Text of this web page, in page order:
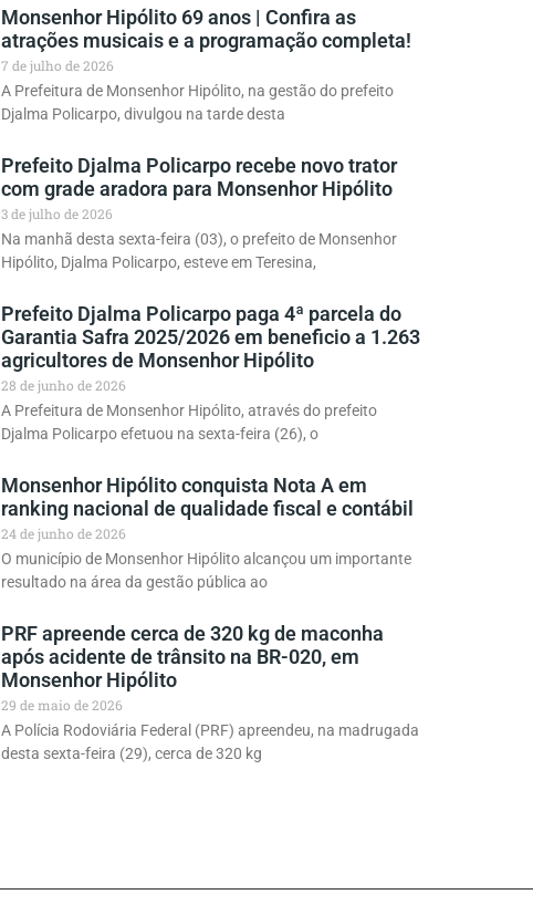
Monsenhor Hipólito 69 anos | Confira as
atrações musicais e a programação completa!
7 de julho de 2026
A Prefeitura de Monsenhor Hipólito, na gestão do prefeito
Djalma Policarpo, divulgou na tarde desta
Prefeito Djalma Policarpo recebe novo trator
com grade aradora para Monsenhor Hipólito
3 de julho de 2026
Na manhã desta sexta-feira (03), o prefeito de Monsenhor
Hipólito, Djalma Policarpo, esteve em Teresina,
Prefeito Djalma Policarpo paga 4ª parcela do
Garantia Safra 2025/2026 em beneficio a 1.263
agricultores de Monsenhor Hipólito
28 de junho de 2026
A Prefeitura de Monsenhor Hipólito, através do prefeito
Djalma Policarpo efetuou na sexta-feira (26), o
Monsenhor Hipólito conquista Nota A em
ranking nacional de qualidade fiscal e contábil
24 de junho de 2026
O município de Monsenhor Hipólito alcançou um importante
resultado na área da gestão pública ao
PRF apreende cerca de 320 kg de maconha
após acidente de trânsito na BR-020, em
Monsenhor Hipólito
29 de maio de 2026
A Polícia Rodoviária Federal (PRF) apreendeu, na madrugada
desta sexta-feira (29), cerca de 320 kg